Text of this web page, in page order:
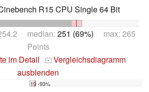
R15 CPU Single 64 Bit
median: 251 (69%) max: 265
Points
im Detail - Vergleichsdiagramm
ausblenden
19 -93%